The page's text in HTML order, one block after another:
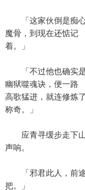
「这家伙倒是痴心
魔骨，到现在还惦记
着。」
「不过他也确实是
幽狱噬魂诀，便一路
高歌猛进，就连修炼
称奇。」
应青寻缓步走下山
声响。
「邪君此人，前途
把。」